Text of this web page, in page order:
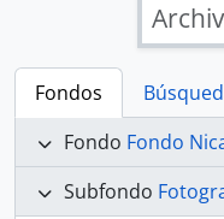
Fondos
Fondo Fondo
Subfondo